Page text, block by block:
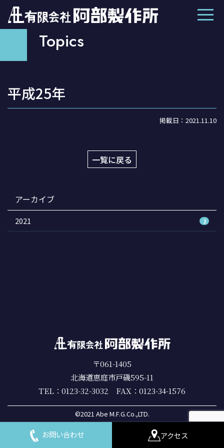
Topics
平成25年
掲載日：2021.11.10
一覧に戻る
アーカイブ
2021 2
〒061-1405
北海道恵庭市戸磯595-11
TEL：0123-32-3032 FAX：0123-34-1576
©2021 Abe M.F.G.Co.,LTD.
お問い合わせ アクセス